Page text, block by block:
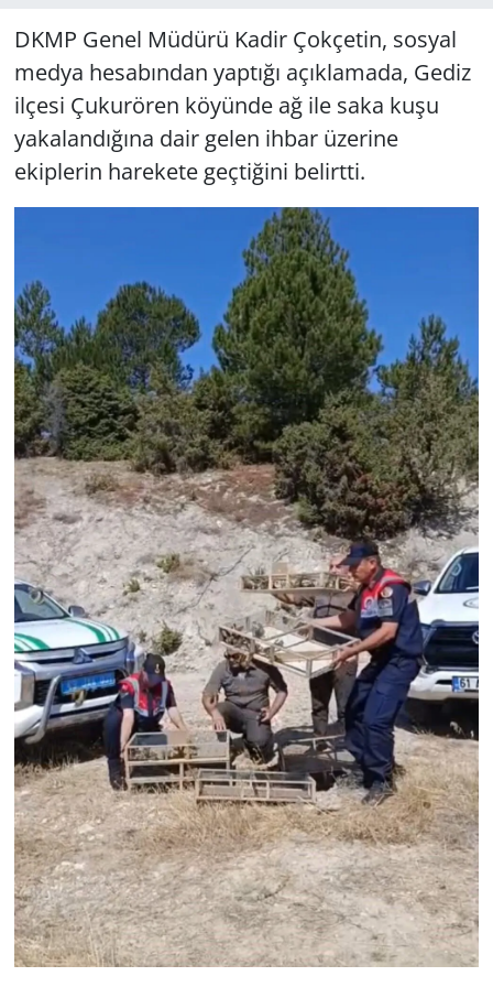
DKMP Genel Müdürü Kadir Çokçetin, sosyal
medya hesabından yaptığı açıklamada, Gediz
ilçesi Çukurören köyünde ağ ile saka kuşu
yakalandığına dair gelen ihbar üzerine
ekiplerin harekete geçtiğini belirtti.